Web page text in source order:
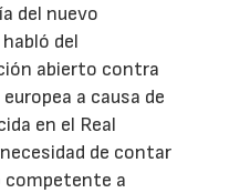
del nuevo
del
abierto contra
a causa de
en el Real
de contar
a